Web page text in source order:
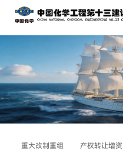
重大改制重组 产权转让增资